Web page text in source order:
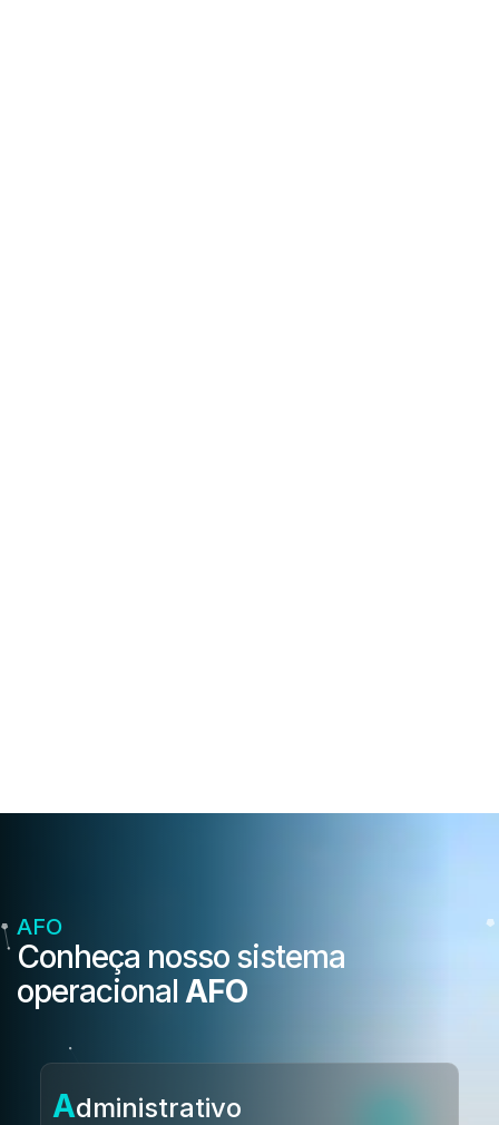
AFO
Conheça nosso sistema
operacional AFO
Administrativo